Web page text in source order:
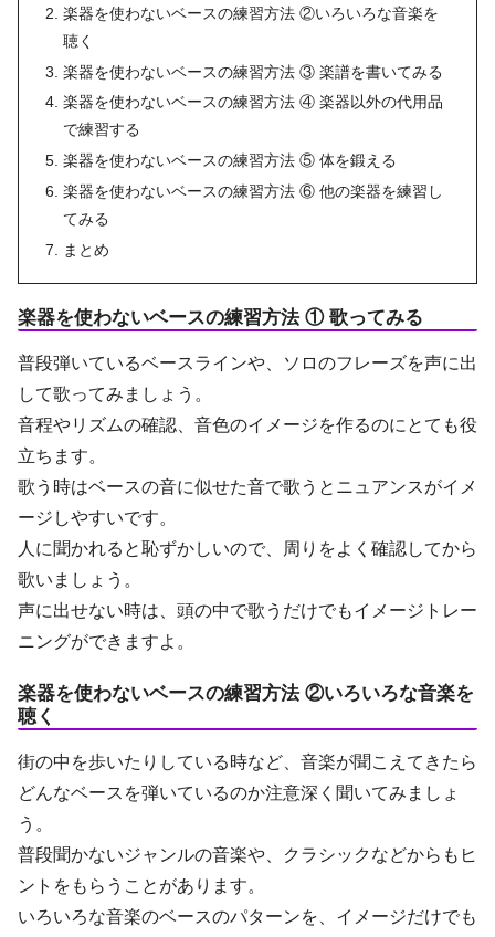
楽器を使わないベースの練習方法 ②いろいろな音楽を
聴く
楽器を使わないベースの練習方法 ③ 楽譜を書いてみる
楽器を使わないベースの練習方法 ④ 楽器以外の代用品
で練習する
楽器を使わないベースの練習方法 ⑤ 体を鍛える
楽器を使わないベースの練習方法 ⑥ 他の楽器を練習し
てみる
まとめ
楽器を使わないベースの練習方法 ① 歌ってみる
普段弾いているベースラインや、ソロのフレーズを声に出
して歌ってみましょう。
音程やリズムの確認、音色のイメージを作るのにとても役
立ちます。
歌う時はベースの音に似せた音で歌うとニュアンスがイメ
ージしやすいです。
人に聞かれると恥ずかしいので、周りをよく確認してから
歌いましょう。
声に出せない時は、頭の中で歌うだけでもイメージトレー
ニングができますよ。
楽器を使わないベースの練習方法 ②いろいろな音楽を
聴く
街の中を歩いたりしている時など、音楽が聞こえてきたら
どんなベースを弾いているのか注意深く聞いてみましょ
う。
普段聞かないジャンルの音楽や、クラシックなどからもヒ
ントをもらうことがあります。
いろいろな音楽のベースのパターンを、イメージだけでも